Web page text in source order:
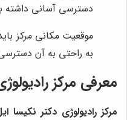
دسترسی آسانی داشته
موقعیت مکانی مرکز
به راحتی به آن
معرفی مرکز
مرکز رادیولوژی دکتر نکیسا